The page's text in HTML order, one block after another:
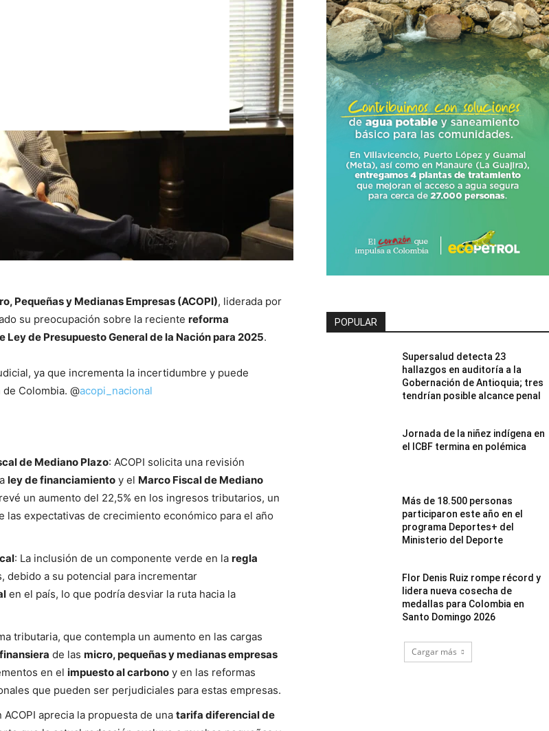
Pequeñas y Medianas Empresas (ACOPI), liderada por
su preocupación sobre la reciente reforma
Ley de Presupuesto General de la Nación para 2025.
ya que incrementa la incertidumbre y puede
de Colombia. @acopi_nacional
de Mediano Plazo: ACOPI solicita una revisión
ley de financiamiento y el Marco Fiscal de Mediano
un aumento del 22,5% en los ingresos tributarios, un
las expectativas de crecimiento económico para el año
: La inclusión de un componente verde en la regla
debido a su potencial para incrementar
en el país, lo que podría desviar la ruta hacia la
tributaria, que contempla un aumento en las cargas
de las micro, pequeñas y medianas empresas
en el impuesto al carbono y en las reformas
que pueden ser perjudiciales para estas empresas.
ACOPI aprecia la propuesta de una tarifa diferencial de
POPULAR
Supersalud detecta 23
hallazgos en auditoría a la
Gobernación de Antioquia; tres
tendrían posible alcance penal
Jornada de la niñez indígena en
el ICBF termina en polémica
Más de 18.500 personas
participaron este año en el
programa Deportes+ del
Ministerio del Deporte
Flor Denis Ruiz rompe récord y
lidera nueva cosecha de
medallas para Colombia en
Santo Domingo 2026
Cargar más